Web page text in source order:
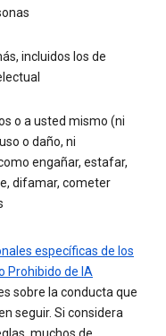
incluidos los de
o a usted mismo (ni
o daño, ni
engañar, estafar,
difamar, cometer
específicas de los
Prohibido de IA
sobre la conducta que
seguir. Si considera